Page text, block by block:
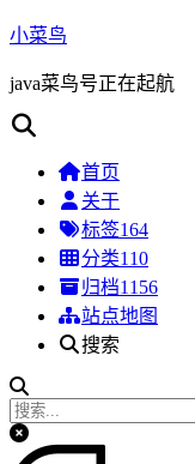
小菜鸟
java菜鸟号正在起航
首页
关于
标签164
分类110
归档1156
站点地图
搜索